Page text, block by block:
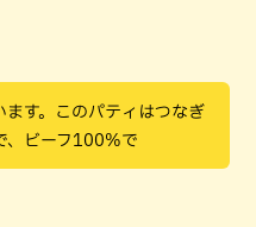
ます。このパティはつなぎ
、ビーフ100%で